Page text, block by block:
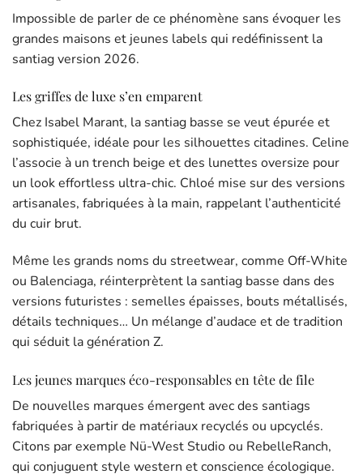
Impossible de parler de ce phénomène sans évoquer les
grandes maisons et jeunes labels qui redéfinissent la
santiag version 2026.
Les griffes de luxe s’en emparent
Chez Isabel Marant, la santiag basse se veut épurée et
sophistiquée, idéale pour les silhouettes citadines. Celine
l’associe à un trench beige et des lunettes oversize pour
un look effortless ultra-chic. Chloé mise sur des versions
artisanales, fabriquées à la main, rappelant l’authenticité
du cuir brut.
Même les grands noms du streetwear, comme Off-White
ou Balenciaga, réinterprètent la santiag basse dans des
versions futuristes : semelles épaisses, bouts métallisés,
détails techniques… Un mélange d’audace et de tradition
qui séduit la génération Z.
Les jeunes marques éco-responsables en tête de file
De nouvelles marques émergent avec des santiags
fabriquées à partir de matériaux recyclés ou upcyclés.
Citons par exemple Nü-West Studio ou RebelleRanch,
qui conjuguent style western et conscience écologique.